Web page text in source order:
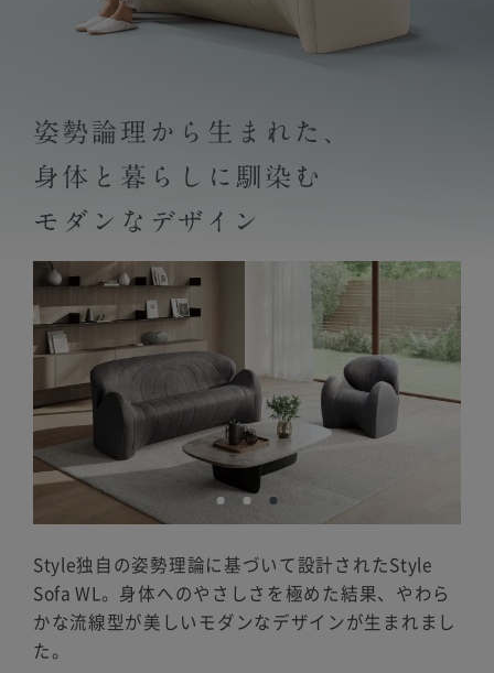
Style独自の姿勢理論に基づいて設計されたStyle
Sofa WL。 身体へのやさしさを極めた結果、やわら
かな流線型が美しいモダンなデザインが生まれまし
た。